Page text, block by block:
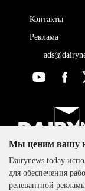
Контакты
Реклама
The DairyNews,
защищены, 2000-
Мы ценим вашу
Dairynews.today
для обеспечения
релевантной